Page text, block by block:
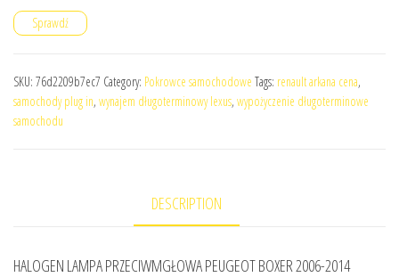
Sprawdź
SKU: 76d2209b7ec7 Category: Pokrowce samochodowe Tags: renault arkana cena,
samochody plug in, wynajem długoterminowy lexus, wypożyczenie długoterminowe
samochodu
DESCRIPTION
HALOGEN LAMPA PRZECIWMGŁOWA PEUGEOT BOXER 2006-2014